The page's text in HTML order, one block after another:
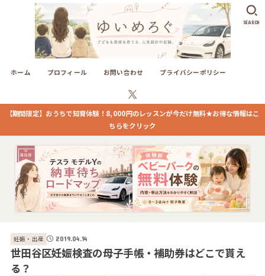
ホーム プロフィール お問い合わせ プライバシーポリシー
SEARCH
【期間限定】おうちで知育体験！8,000円のレッスンが今だけ無料★お得な情報はこ
ちらをクリック
妊娠・出産 2019.04.14
世田谷区妊娠検査の母子手帳・補助券はどこで貰え
る？